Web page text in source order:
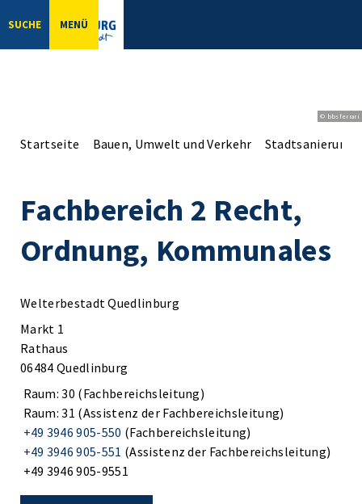
SUCHE MENÜ
© bbsferrari
Startseite Bauen, Umwelt und Verkehr Stadtsanierung
Fachbereich 2 Recht,
Ordnung, Kommunales
Welterbestadt Quedlinburg
Markt 1
Rathaus
06484 Quedlinburg
Raum: 30 (Fachbereichsleitung)
Raum: 31 (Assistenz der Fachbereichsleitung)
+49 3946 905-550 (Fachbereichsleitung)
+49 3946 905-551 (Assistenz der Fachbereichsleitung)
+49 3946 905-9551